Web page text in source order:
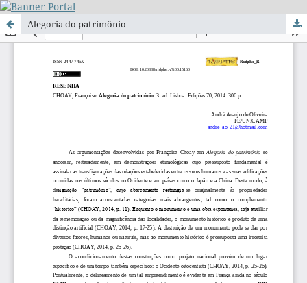
Alegoria do patrimônio